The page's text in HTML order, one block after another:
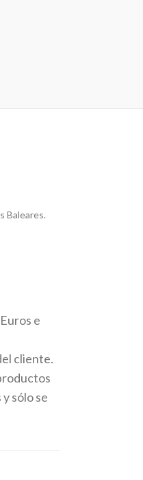
Baleares.
e
cliente.
sólo se